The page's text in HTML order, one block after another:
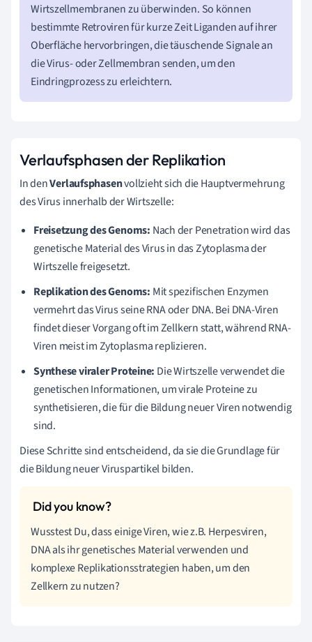
Wirtszellmembranen zu überwinden. So können
bestimmte Retroviren für kurze Zeit Liganden auf ihrer
Oberfläche hervorbringen, die täuschende Signale an
die Virus- oder Zellmembran senden, um den
Eindringprozess zu erleichtern.
Verlaufsphasen der Replikation
In denVerlaufsphasenvollzieht sich die Hauptvermehrung
des Virus innerhalb der Wirtszelle:
Freisetzung des Genoms: Nach der Penetration wird das
genetische Material des Virus in das Zytoplasma der
Wirtszelle freigesetzt.
Replikation des Genoms: Mit spezifischen Enzymen
vermehrt das Virus seine RNA oder DNA. Bei DNA-Viren
findet dieser Vorgang oft im Zellkern statt, während RNA-
Viren meist im Zytoplasma replizieren.
Synthese viraler Proteine: Die Wirtszelle verwendet die
genetischen Informationen, um virale Proteine zu
synthetisieren, die für die Bildung neuer Viren notwendig
sind.
Diese Schritte sind entscheidend, da sie die Grundlage für
die Bildung neuer Viruspartikel bilden.
Wusstest Du, dass einige Viren, wie z.B. Herpesviren,
DNA als ihr genetisches Material verwenden und
komplexe Replikationsstrategien haben, um den
Zellkern zu nutzen?